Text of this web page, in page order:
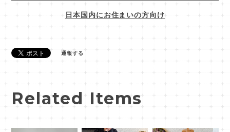
日本国内にお住まいの方向け
通報する
Related Items